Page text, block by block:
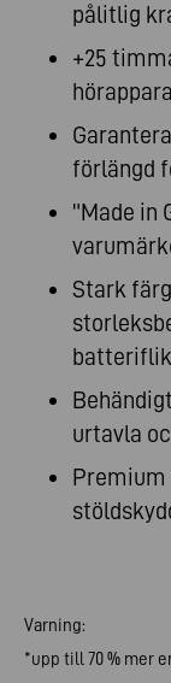
pålitlig
+25
förlängd
"Made in
Stark
batteriflik
urtavla
Premium
Varning:
*upp till 70 % mer